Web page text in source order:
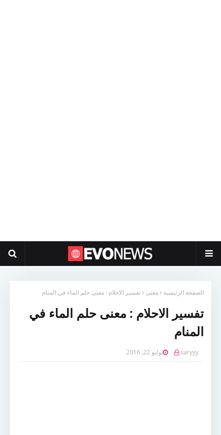
الصفحة الرئيسية معنى تفسير الاحلام : معنى حلم الماء في المنام
تفسير الاحلام : معنى حلم الماء في
المنام
saryyy يوليو 22, 2016